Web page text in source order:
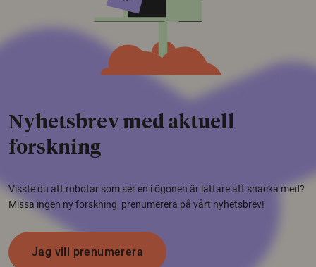
Nyhetsbrev med aktuell
forskning
Visste du att robotar som ser en i ögonen är lättare att snacka med?
Missa ingen ny forskning, prenumerera på vårt nyhetsbrev!
Jag vill prenumerera